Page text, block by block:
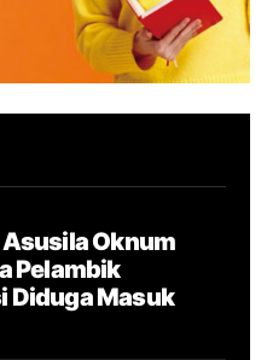
Oknum
Pelambik
Diduga Masuk